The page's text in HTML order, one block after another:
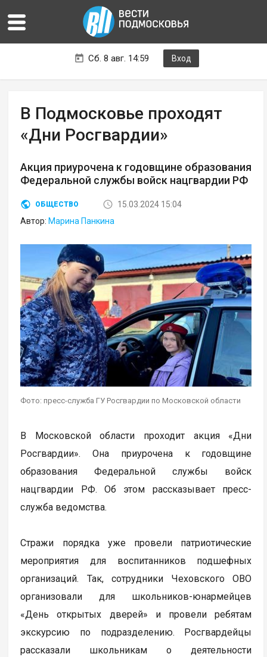
Сб. 8 авг. 14:59 Вход
В Подмосковье проходят
«Дни Росгвардии»
Акция приурочена к годовщине образования
Федеральной службы войск нацгвардии РФ
ОБЩЕСТВО
15.03.2024 15:04
Автор: Марина Панкина
Фото: пресс-служба ГУ Росгвардии по Московской области
В Московской области проходит акция «Дни
Росгвардии». Она приурочена к годовщине
образования Федеральной службы войск
нацгвардии РФ. Об этом рассказывает пресс-
служба ведомства.
Стражи порядка уже провели патриотические
мероприятия для воспитанников подшефных
организаций. Так, сотрудники Чеховского ОВО
организовали для школьников-юнармейцев
«День открытых дверей» и провели ребятам
экскурсию по подразделению. Росгвардейцы
рассказали школьникам о деятельности